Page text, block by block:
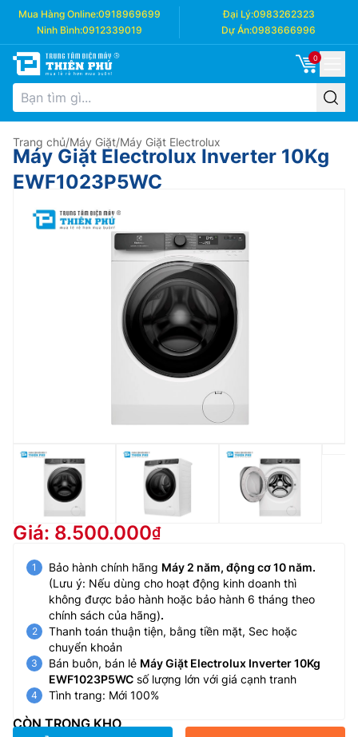
Mua Hàng Online:0918969699 Đại Lý:0983262323
Ninh Bình:0912339019 Dự Án:0983666996
0
Trang chủ/Máy Giặt/Máy Giặt Electrolux
Máy Giặt Electrolux Inverter 10Kg
EWF1023P5WC
Giá: 8.500.000
Bảo hành chính hãng Máy 2 năm, động cơ 10 năm.
(Lưu ý: Nếu dùng cho hoạt động kinh doanh thì
không được bảo hành hoặc bảo hành 6 tháng theo
chính sách của hãng).
Thanh toán thuận tiện, bằng tiền mặt, Sec hoặc
chuyển khoản
Bán buôn, bán lẻ Máy Giặt Electrolux Inverter 10Kg
EWF1023P5WC số lượng lớn với giá cạnh tranh
Tình trang: Mới 100%
CÒN TRONG KHO